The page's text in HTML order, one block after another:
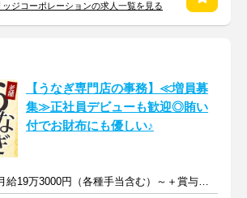
ジコーポレーションの求人一覧を見る
【うなぎ専門店の事務】≪増員募
集≫正社員デビューも歓迎◎賄い
付でお財布にも優しい♪
月給19万3000円（各種手当含む）～＋賞与（年2回）＋交通費